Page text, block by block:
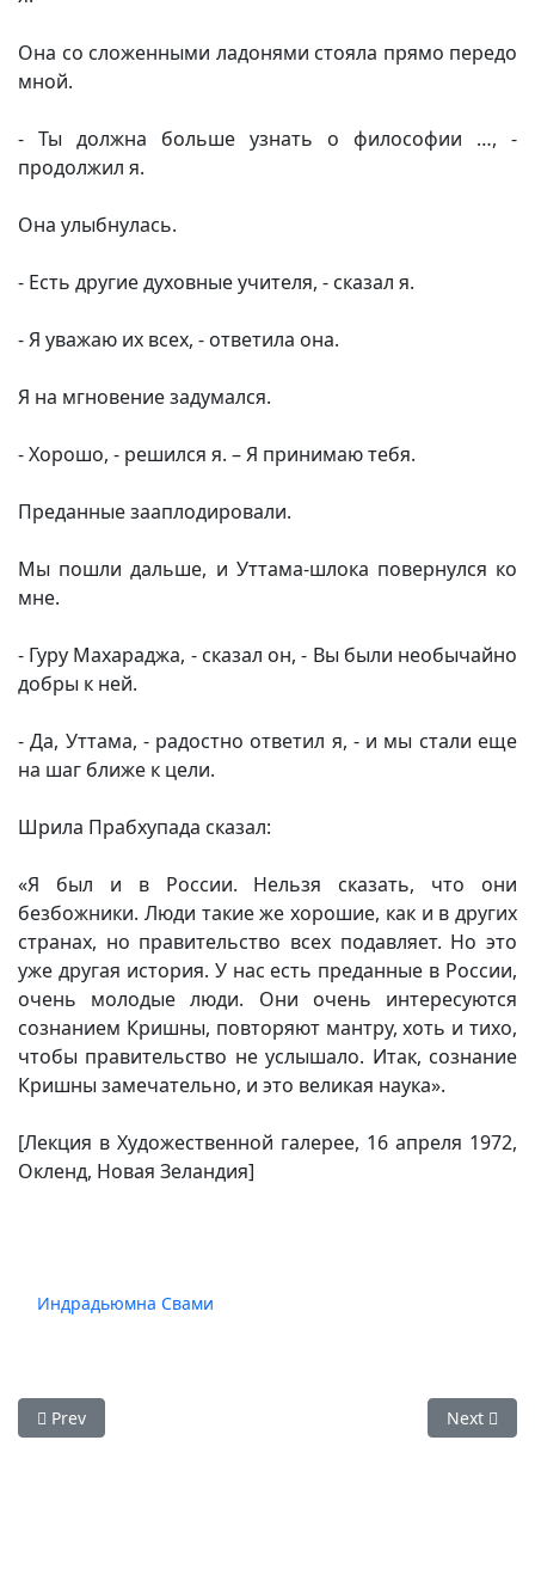
Она со сложенными ладонями стояла прямо передо
мной.
- Ты должна больше узнать о философии …, -
продолжил я.
Она улыбнулась.
- Есть другие духовные учителя, - сказал я.
- Я уважаю их всех, - ответила она.
Я на мгновение задумался.
- Хорошо, - решился я. – Я принимаю тебя.
Преданные зааплодировали.
Мы пошли дальше, и Уттама-шлока повернулся ко
мне.
- Гуру Махараджа, - сказал он, - Вы были необычайно
добры к ней.
- Да, Уттама, - радостно ответил я, - и мы стали еще
на шаг ближе к цели.
Шрила Прабхупада сказал:
«Я был и в России. Нельзя сказать, что они
безбожники. Люди такие же хорошие, как и в других
странах, но правительство всех подавляет. Но это
уже другая история. У нас есть преданные в России,
очень молодые люди. Они очень интересуются
сознанием Кришны, повторяют мантру, хоть и тихо,
чтобы правительство не услышало. Итак, сознание
Кришны замечательно, и это великая наука».
[Лекция в Художественной галерее, 16 апреля 1972,
Окленд, Новая Зеландия]
Индрадьюмна Свами
Previous article: Фото — Вьяса-пуджа Е.С. Индрадьюмна
Prev Next
Next